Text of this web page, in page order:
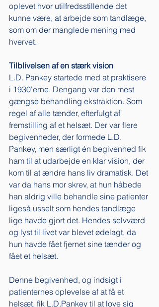
oplevet hvor utilfredsstillende det
kunne være, at arbejde som tandlæge,
som om der manglede mening med
hvervet.
Tilblivelsen af en stærk vision
L.D. Pankey startede med at praktisere
i 1930'erne. Dengang var den mest
gængse behandling ekstraktion. Som
regel af alle tænder, efterfulgt af
fremstilling af et helsæt. Der var flere
begivenheder, der formede L.D.
Pankey, men særligt én begivenhed fik
ham til at udarbejde en klar vision, der
kom til at ændre hans liv dramatisk. Det
var da hans mor skrev, at hun håbede
han aldrig ville behandle sine patienter
ligeså usselt som hendes tandlæge
lige havde gjort det. Hendes selvværd
og lyst til livet var blevet ødelagt, da
hun havde fået fjernet sine tænder og
fået et helsæt.
Denne begivenhed, og indsigt i
patienternes oplevelse af at få et
helsæt, fik L.D.Pankey til at love sig